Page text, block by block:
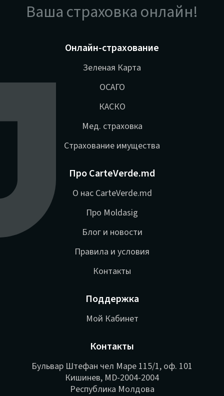
Ваша страховка онлайн!
Онлайн-страхование
Зеленая Карта
ОСАГО
КАСКО
Мед. страховка
Страхование имущества
Про CarteVerde.md
О нас CarteVerde.md
Про Moldasig
Блог и новости
Правила и условия
Контакты
Поддержка
Мой Кабинет
Контакты
Бульвар Штефан чел Маре 115/1, оф. 101
Кишинев, MD-2004-2004
Республика Молдова